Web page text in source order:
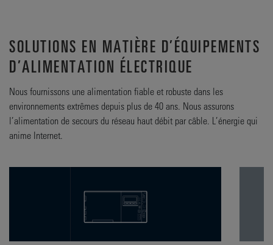
SOLUTIONS EN MATIÈRE D’ÉQUIPEMENTS
D’ALIMENTATION ÉLECTRIQUE
Nous fournissons une alimentation fiable et robuste dans les
environnements extrêmes depuis plus de 40 ans. Nous assurons
l’alimentation de secours du réseau haut débit par câble. L’énergie qui
anime Internet.